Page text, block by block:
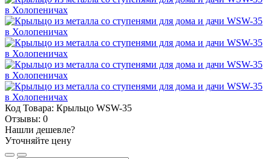
Код Товара: Крыльцо WSW-35
Отзывы: 0
Нашли дешевле?
Уточняйте цену